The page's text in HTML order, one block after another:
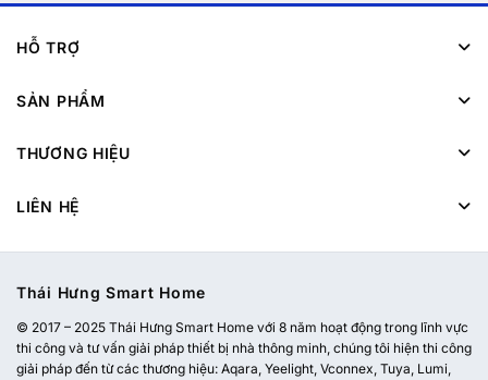
HỖ TRỢ
SẢN PHẨM
THƯƠNG HIỆU
LIÊN HỆ
Thái Hưng Smart Home
© 2017 – 2025 Thái Hưng Smart Home với 8 năm hoạt động trong lĩnh vực
thi công và tư vấn giải pháp thiết bị nhà thông minh, chúng tôi hiện thi công
giải pháp đến từ các thương hiệu: Aqara, Yeelight, Vconnex, Tuya, Lumi,